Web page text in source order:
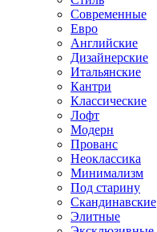
Современные
Евро
Английские
Дизайнерские
Итальянские
Кантри
Классические
Лофт
Модерн
Прованс
Неоклассика
Минимализм
Под старину
Скандинавские
Элитные